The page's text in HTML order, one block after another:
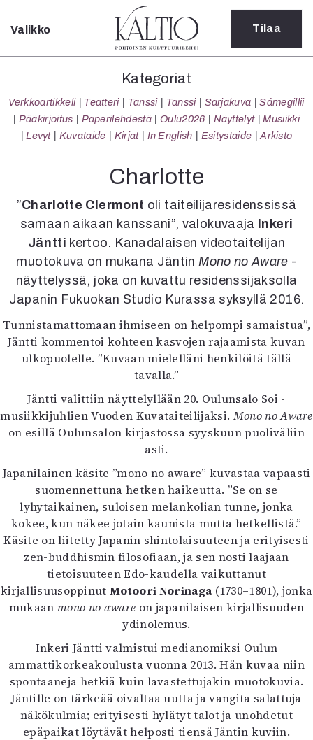
Sulje
Kategoriat
Verkkoartikkeli
Teatteri
Tanssi
Sarjakuva
Sámegillii
Pääkirjoitus
Paperilehdestä
Oulu2026
Näyttelyt
Musiikki
Levyt
Kuvataide
Kirjat
In English
Esitystaide
Arkisto
Lehdet
4/2026
2–3/2026
6/2025
5/2025 saame
5/2025
Lehtiarkisto
Info
Tilaus ja irtonumerot
Yhteistyössä
Toimitus
Mediatiedot
Valikko Tilaa
Kategoriat
Verkkoartikkeli Teatteri Tanssi Tanssi Sarjakuva
Sámegillii
Pääkirjoitus
Paperilehdestä Oulu2026 Näyttelyt
Musiikki
Levyt
Kuvataide Kirjat In English Esitystaide Arkisto
Charlotte
”Charlotte Clermont oli taiteilijaresidenssissä
samaan aikaan kanssani”, valokuvaaja Inkeri
Jäntti kertoo. Kanadalaisen videotaitelijan
muotokuva on mukana JäntinMono no Aware -
näyttelyssä, joka on kuvattu residenssijaksolla
Japanin Fukuokan Studio Kurassa syksyllä 2016.
Tunnistamattomaan ihmiseen on helpompi samaistua”,
Jäntti kommentoi kohteen kasvojen rajaamista kuvan
ulkopuolelle. ”Kuvaan mielelläni henkilöitä tällä
tavalla.”
Jäntti valittiin näyttelyllään 20. Oulunsalo Soi -
musiikkijuhlien Vuoden Kuvataiteilijaksi. Mono no Aware
on esillä Oulunsalon kirjastossa syyskuun puoliväliin
asti.
Japanilainen käsite ”mono no aware” kuvastaa vapaasti
suomennettuna hetken haikeutta. ”Se on se
lyhytaikainen, suloisen melankolian tunne, jonka
kokee, kun näkee jotain kaunista mutta hetkellistä.”
Käsite on liitetty Japanin shintolaisuuteen ja erityisesti
zen-buddhismin filosofiaan, ja sen nosti laajaan
tietoisuuteen Edo-kaudella vaikuttanut
kirjallisuusoppinutMotoori Norinaga (1730–1801), jonka
mukaan mono no aware on japanilaisen kirjallisuuden
ydinolemus.
Inkeri Jäntti valmistui medianomiksi Oulun
ammattikorkeakoulusta vuonna 2013. Hän kuvaa niin
spontaaneja hetkiä kuin lavastettujakin muotokuvia.
Jäntille on tärkeää oivaltaa uutta ja vangita salattuja
näkökulmia; erityisesti hylätyt talot ja unohdetut
epäpaikat löytävät helposti tiensä Jäntin kuviin.